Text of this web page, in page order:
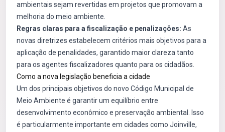
ambientais sejam revertidas em projetos que promovam a
melhoria do meio ambiente.
Regras claras para a fiscalização e penalizações: As
novas diretrizes estabelecem critérios mais objetivos para a
aplicação de penalidades, garantido maior clareza tanto
para os agentes fiscalizadores quanto para os cidadãos.
Como a nova legislação beneficia a cidade
Um dos principais objetivos do novo Código Municipal de
Meio Ambiente é garantir um equilíbrio entre
desenvolvimento econômico e preservação ambiental. Isso
é particularmente importante em cidades como Joinville,